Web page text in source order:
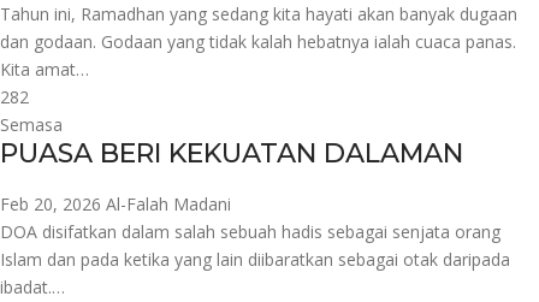
Tahun ini, Ramadhan yang sedang kita hayati akan banyak dugaan
dan godaan. Godaan yang tidak kalah hebatnya ialah cuaca panas.
Kita amat…
282
Semasa
PUASA BERI KEKUATAN DALAMAN
Feb 20, 2026 Al-Falah Madani
DOA disifatkan dalam salah sebuah hadis sebagai senjata orang
Islam dan pada ketika yang lain diibaratkan sebagai otak daripada
ibadat.…